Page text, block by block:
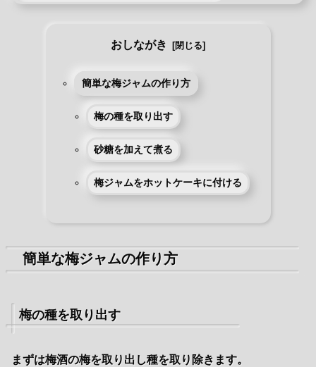
おしながき
簡単な梅ジャムの作り方
梅の種を取り出す
砂糖を加えて煮る
梅ジャムをホットケーキに付ける
簡単な梅ジャムの作り方
梅の種を取り出す
まずは梅酒の梅を取り出し種を取り除きます。